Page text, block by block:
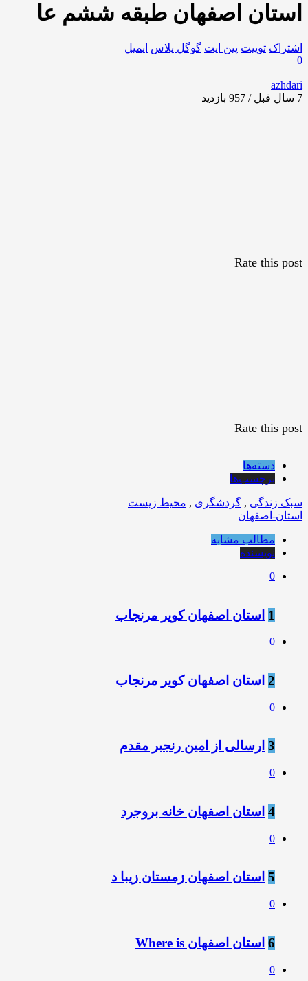
استان اصفهان طبقه ششم عا
اشتراک توییت پین ایت گوگل‌ پلاس ایمیل
0
azhdari
7 سال قبل / 957
بازدید
Rate this post
Rate this post
دسته‌ها
برچسب‌ها
سبک زندگی , گردشگری , محیط زیست
استان-اصفهان
مطالب مشابه
نویسنده
0
1 استان اصفهان کویر مرنجاب
0
2 استان اصفهان کویر مرنجاب
0
3 ارسالی از امین رنجبر مقدم
0
4 استان اصفهان خانه بروجرد
0
5 استان اصفهان زمستان زیبا د
0
6 استان اصفهان Where is
0